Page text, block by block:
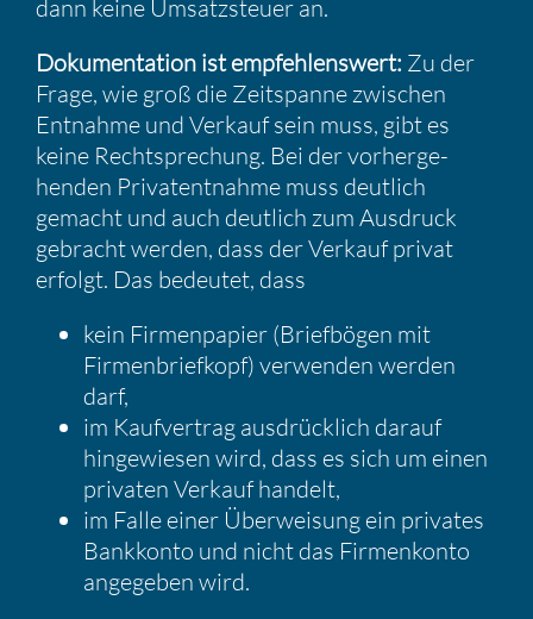
dann keine Umsatz­steuer an.
Dokumen­ta­tion ist empfeh­lens­wert: Zu der
Frage, wie groß die Zeitspanne zwischen
Entnahme und Verkauf sein muss, gibt es
keine Recht­spre­chung. Bei der vorher­ge­
henden Privat­ent­nahme muss deutlich
gemacht und auch deutlich zum Ausdruck
gebracht werden, dass der Verkauf privat
erfolgt. Das bedeutet, dass
kein Firmen­pa­pier (Brief­bögen mit
Firmen­brief­kopf) verwenden werden
darf,
im Kaufver­trag ausdrück­lich darauf
hinge­wiesen wird, dass es sich um einen
privaten Verkauf handelt,
im Falle einer Überwei­sung ein privates
Bankkonto und nicht das Firmen­konto
angegeben wird.